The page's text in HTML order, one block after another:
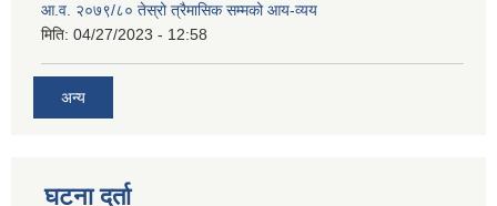
आ.व. २०७९/८० तेस्रो त्रैमासिक सम्मको आय-व्यय
मिति: 04/27/2023 - 12:58
अन्य
घटना दर्ता